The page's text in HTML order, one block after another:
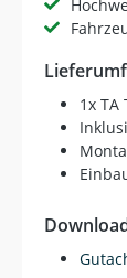
1x TA